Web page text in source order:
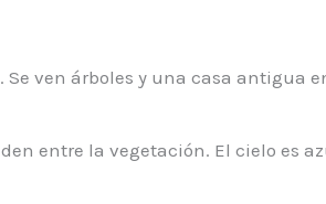
ven árboles y una casa antigua
entre la vegetación. El cielo es